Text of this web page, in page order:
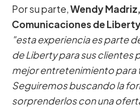
Por su parte, Wendy
Comunicaciones de
"esta experiencia es parte
de Liberty para sus clientes
mejor entretenimiento para
Seguiremos buscando la
sorprenderlos con una